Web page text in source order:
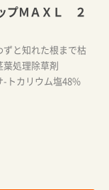
プＭＡＸＬ ２
ずと知れた根まで枯
葉処理除草剤
-トカリウム塩48%